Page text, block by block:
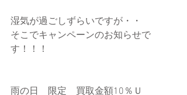
湿気が過ごしずらいですが・・
そこでキャンペーンのお知らせで
す！！！
雨の日　限定　買取金額10％Ｕ